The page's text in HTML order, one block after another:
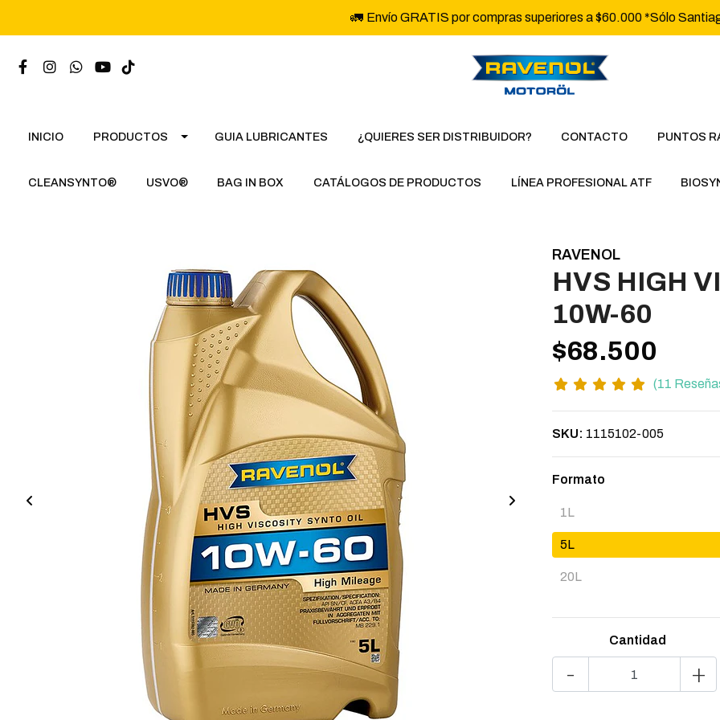
🚛 Envío GRATIS por compras superiores a $60.000 *Sólo
INICIO PRODUCTOS GUIA LUBRICANTES ¿QUIERES SER DISTRIBUIDOR? CONTACTO PUNTOS
CLEANSYNTO® USVO® BAG IN BOX CATÁLOGOS DE PRODUCTOS LÍNEA PROFESIONAL ATF
RAVENOL
HVS HIGH
10W-60
$68.500
(11
SKU: 1115102-005
Formato
1L
5L
20L
Cantidad
- +